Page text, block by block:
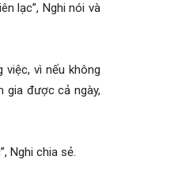
lạc”, Nghi nói và
vì nếu không
gia được cả ngày,
Nghi chia sẻ.